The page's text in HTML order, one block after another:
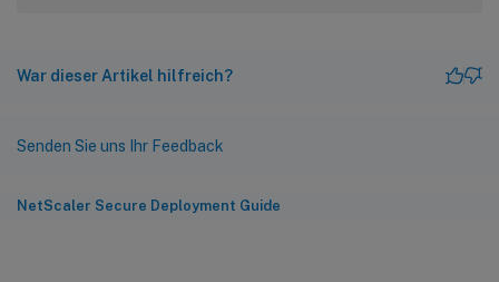
War dieser Artikel hilfreich?
Senden Sie uns Ihr Feedback
NetScaler Secure Deployment Guide